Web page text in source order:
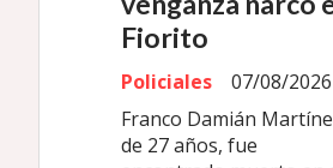
Fiorito
Policiales
07/08/2026
Franco Damián
de 27 años, fue